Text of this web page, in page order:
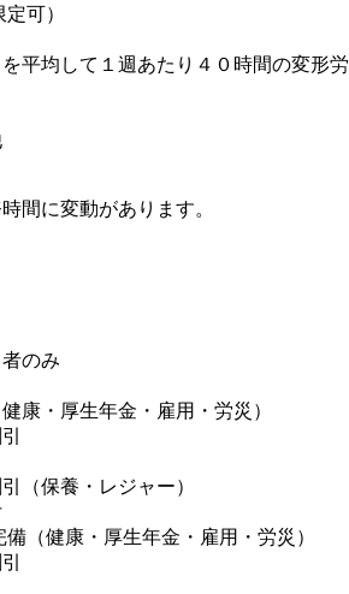
可）
平均して１週あたり４０時間の変形労
間に変動があります。
のみ
康・厚生年金・雇用・労災）
（保養・レジャー）
（健康・厚生年金・雇用・労災）